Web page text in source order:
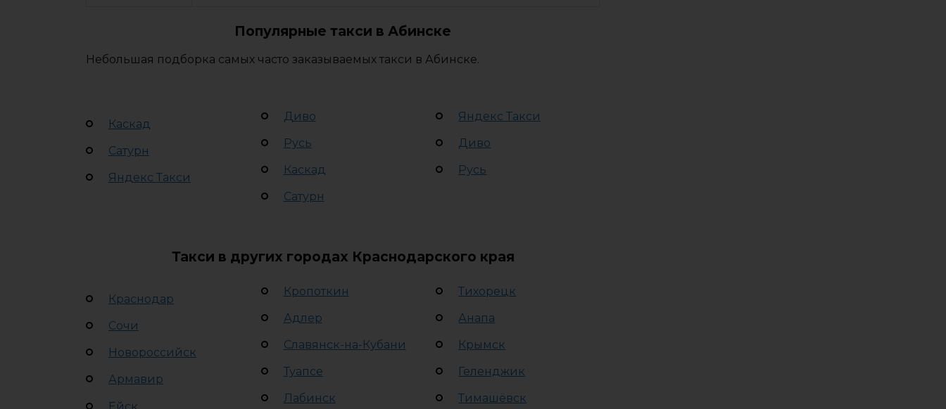
Популярные такси в Абинске
Небольшая подборка самых часто заказываемых такси в Абинске.
Каскад
Сатурн
Яндекс Такси
Диво
Русь
Каскад
Сатурн
Яндекс Такси
Диво
Русь
Такси в других городах Краснодарского края
Краснодар
Сочи
Новороссийск
Армавир
Ейск
Кропоткин
Адлер
Славянск-на-Кубани
Туапсе
Лабинск
Тихорецк
Анапа
Крымск
Геленджик
Тимашёвск